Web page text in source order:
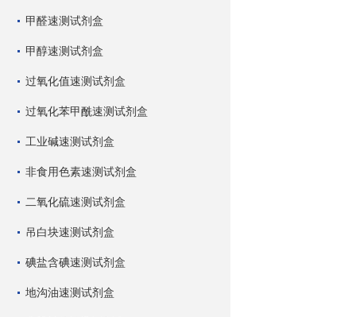
甲醛速测试剂盒
甲醇速测试剂盒
过氧化值速测试剂盒
过氧化苯甲酰速测试剂盒
工业碱速测试剂盒
非食用色素速测试剂盒
二氧化硫速测试剂盒
吊白块速测试剂盒
碘盐含碘速测试剂盒
地沟油速测试剂盒